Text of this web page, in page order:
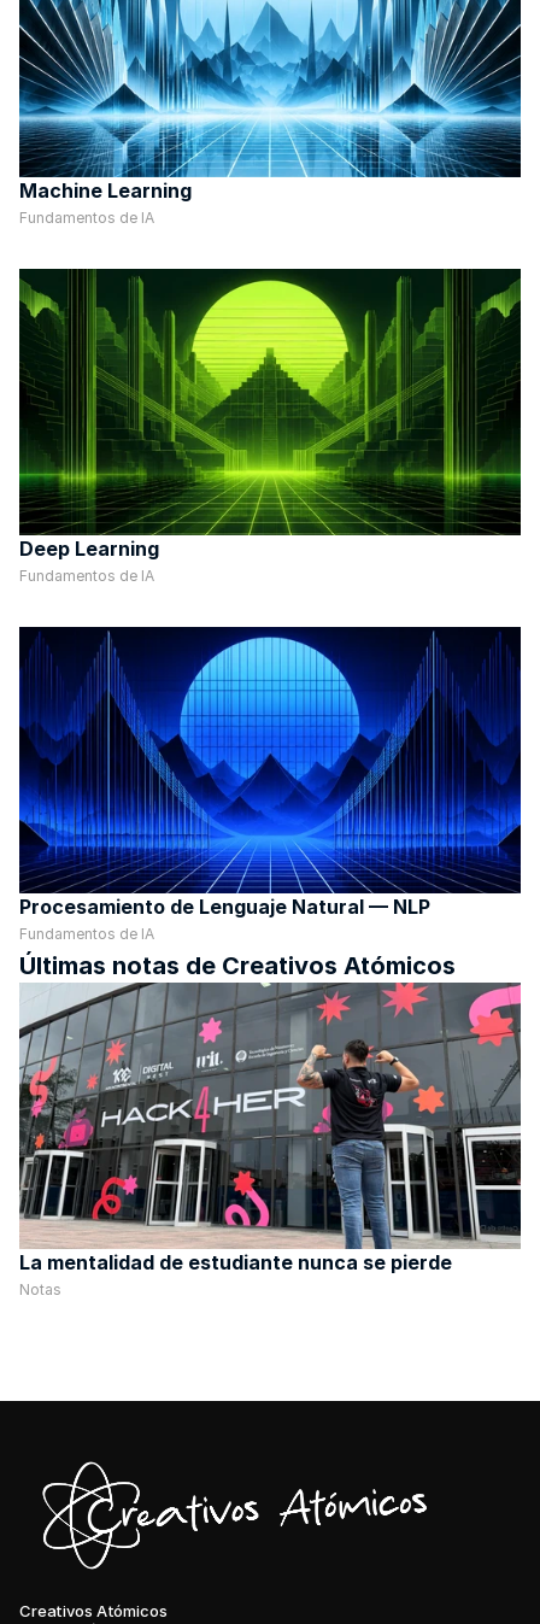
Machine Learning
Fundamentos de IA
Deep Learning
Fundamentos de IA
Procesamiento de Lenguaje Natural — NLP
Fundamentos de IA
Últimas notas de Creativos Atómicos
La mentalidad de estudiante nunca se pierde
Notas
Creativos Atómicos